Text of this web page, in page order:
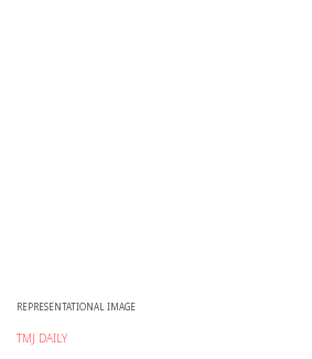
REPRESENTATIONAL IMAGE
TMJ DAILY